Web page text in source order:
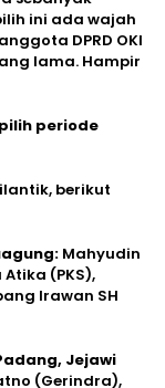
ini ada wajah
DPRD OKI
lama. Hampir
periode
berikut
Mahyudin
(PKS),
Irawan SH
Jejawi
(Gerindra),